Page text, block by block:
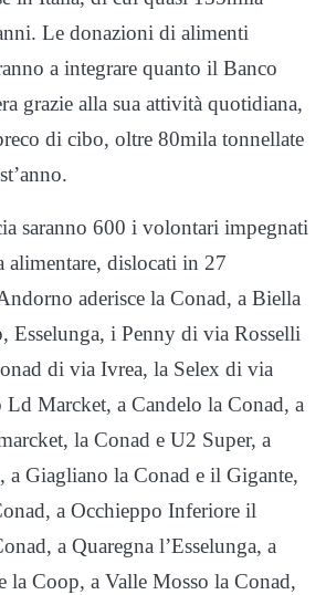
Le donazioni di alimenti
a integrare quanto il Banco
grazie alla sua attività quotidiana,
di cibo, oltre 80mila tonnellate
saranno 600 i volontari impegnati
alimentare, dislocati in 27
aderisce la Conad, a Biella
Esselunga, i Penny di via Rosselli
di via Ivrea, la Selex di via
Marcket, a Candelo la Conad, a
la Conad e U2 Super, a
Giagliano la Conad e il Gigante,
a Occhieppo Inferiore il
a Quaregna l’Esselunga, a
la Coop, a Valle Mosso la Conad,